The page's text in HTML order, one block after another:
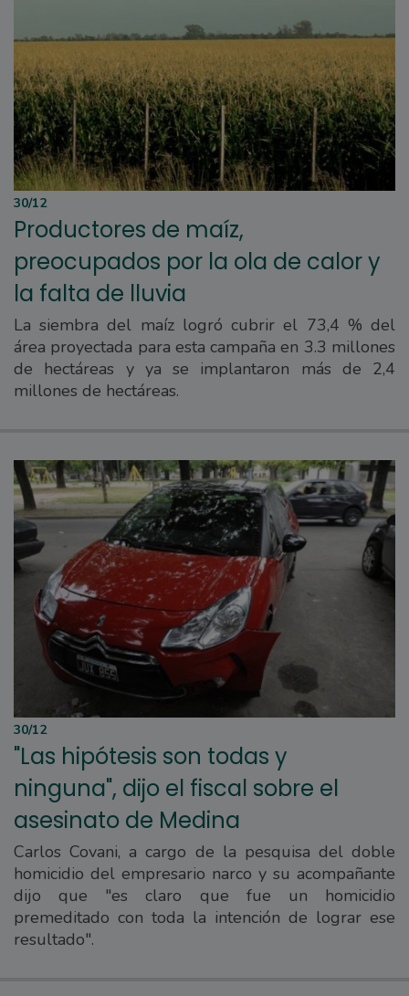
30/12
Productores de maíz,
preocupados por la ola de calor y
la falta de lluvia
La siembra del maíz logró cubrir el 73,4 % del
área proyectada para esta campaña en 3.3 millones
de hectáreas y ya se implantaron más de 2,4
millones de hectáreas.
30/12
"Las hipótesis son todas y
ninguna", dijo el fiscal sobre el
asesinato de Medina
Carlos Covani, a cargo de la pesquisa del doble
homicidio del empresario narco y su acompañante
dijo que "es claro que fue un homicidio
premeditado con toda la intención de lograr ese
resultado".